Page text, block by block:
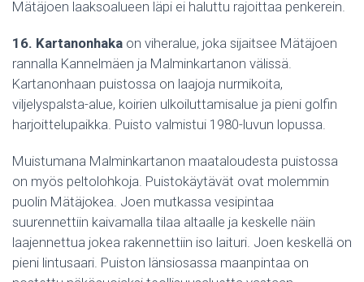
Mätäjoen laaksoalueen läpi ei haluttu rajoittaa penkerein.
16. Kartanonhaka on viheralue, joka sijaitsee Mätäjoen
rannalla Kannelmäen ja Malminkartanon välissä.
Kartanonhaan puistossa on laajoja nurmikoita,
viljelyspalsta-alue, koirien ulkoiluttamisalue ja pieni golfin
harjoittelupaikka. Puisto valmistui 1980-luvun lopussa.
Muistumana Malminkartanon maataloudesta puistossa
on myös peltolohkoja. Puistokäytävät ovat molemmin
puolin Mätäjokea. Joen mutkassa vesipintaa
suurennettiin kaivamalla tilaa altaalle ja keskelle näin
laajennettua jokea rakennettiin iso laituri. Joen keskellä on
pieni lintusaari. Puiston länsiosassa maanpintaa on